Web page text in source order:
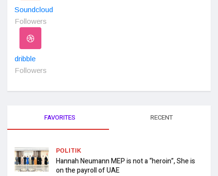
Soundcloud
Followers
dribble
Followers
FAVORITES RECENT
POLITIK
Hannah Neumann MEP is not a “heroin”, She is
on the payroll of UAE